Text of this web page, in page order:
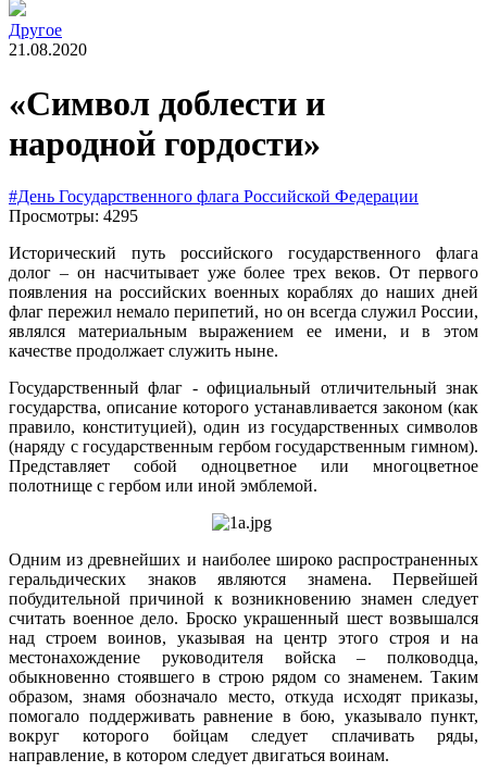
Другое
21.08.2020
«Символ доблести и
народной гордости»
#День Государственного флага Российской Федерации
Просмотры: 4295
Исторический путь российского государственного флага
долог – он насчитывает уже более трех веков. От первого
появления на российских военных кораблях до наших дней
флаг пережил немало перипетий, но он всегда служил России,
являлся материальным выражением ее имени, и в этом
качестве продолжает служить ныне.
Государственный флаг - официальный отличительный знак
государства, описание которого устанавливается законом (как
правило, конституцией), один из государственных символов
(наряду с государственным гербом государственным гимном).
Представляет собой одноцветное или многоцветное
полотнище с гербом или иной эмблемой.
Одним из древнейших и наиболее широко распространенных
геральдических знаков являются знамена. Первейшей
побудительной причиной к возникновению знамен следует
считать военное дело. Броско украшенный шест возвышался
над строем воинов, указывая на центр этого строя и на
местонахождение руководителя войска – полководца,
обыкновенно стоявшего в строю рядом со знаменем. Таким
образом, знамя обозначало место, откуда исходят приказы,
помогало поддерживать равнение в бою, указывало пункт,
вокруг которого бойцам следует сплачивать ряды,
направление, в котором следует двигаться воинам.